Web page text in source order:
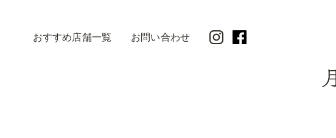
おすすめ店舗一覧 お問い合わせ